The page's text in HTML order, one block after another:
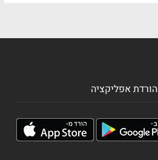
הורדת אפליקציה